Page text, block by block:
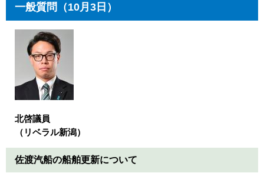
一般質問（10月3日）
北啓議員
（リベラル新潟）
佐渡汽船の船舶更新について